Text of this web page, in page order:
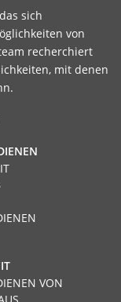
sich
von
recherchiert
mit denen
VON